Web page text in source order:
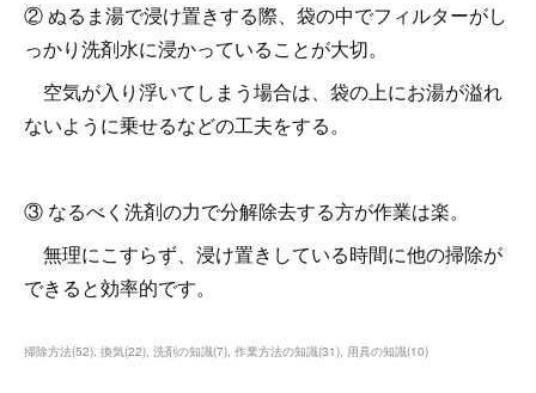
② ぬるま湯で浸け置きする際、袋の中でフィルターがし
っかり洗剤水に浸かっていることが大切。
空気が入り浮いてしまう場合は、袋の上にお湯が溢れ
ないように乗せるなどの工夫をする。
③ なるべく洗剤の力で分解除去する方が作業は楽。
無理にこすらず、浸け置きしている時間に他の掃除が
できると効率的です。
掃除方法(52) 換気(22) 洗剤の知識(7) 作業方法の知識(31) 用具の知識(10)